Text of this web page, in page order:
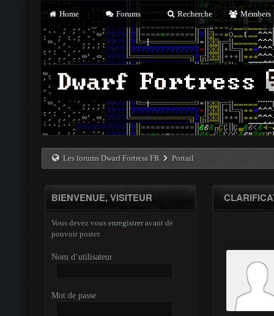
Home Forums Recherche Members
Les forums Dwarf Fortress FR Portail
BIENVENUE, VISITEUR
Vous devez vous enregistreravant de
pouvoir poster.
Nom d’utilisateur
Mot de passe